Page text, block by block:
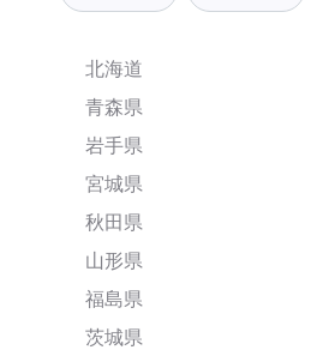
北海道
青森県
岩手県
宮城県
秋田県
山形県
福島県
茨城県